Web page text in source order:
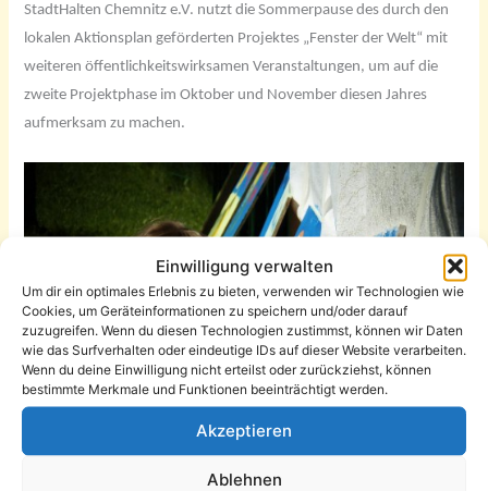
Einwilligung verwalten
Um dir ein optimales Erlebnis zu bieten, verwenden wir Technologien wie
Cookies, um Geräteinformationen zu speichern und/oder darauf
zuzugreifen. Wenn du diesen Technologien zustimmst, können wir Daten
wie das Surfverhalten oder eindeutige IDs auf dieser Website verarbeiten.
Wenn du deine Einwilligung nicht erteilst oder zurückziehst, können
bestimmte Merkmale und Funktionen beeinträchtigt werden.
Akzeptieren
Ablehnen
StadtHalten Chemnitz e.V. nutzt die Sommerpause des durch den
lokalen Aktionsplan geförderten Projektes „Fenster der Welt“ mit
weiteren öffentlichkeitswirksamen Veranstaltungen, um auf die
zweite Projektphase im Oktober und November diesen Jahres
aufmerksam zu machen.